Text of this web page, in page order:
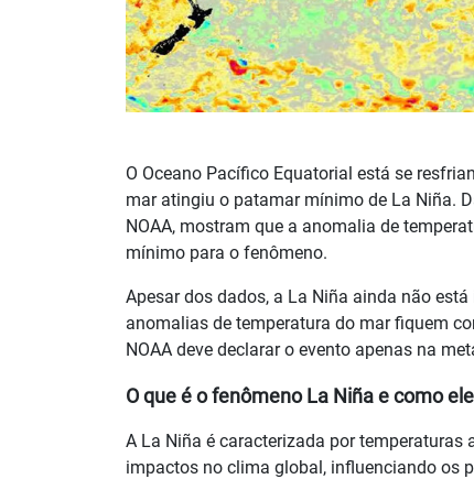
O Oceano Pacífico Equatorial está se
mar atingiu o patamar mínimo de La Niña.
NOAA, mostram que a anomalia de
mínimo para o fenômeno.
Apesar dos dados, a La Niña ainda não
anomalias de temperatura do mar fiquem
NOAA deve declarar o evento apenas na
O que é o fenômeno La Niña e como
A La Niña é caracterizada por
impactos no clima global, influenciando os